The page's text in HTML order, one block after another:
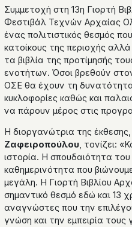
Συμμετοχή στη 13η Γιορτή
Φεστιβάλ Τεχνών Αρχαίας
ένας πολιτιστικός θεσμός
κατοίκους της περιοχής
τα βιβλία της προτίμησής
ενοτήτων. Όσοι βρεθούν
ΟΣΕ θα έχουν τη
κυκλοφορίες καθώς και
να πάρουν μέρος στις
Η διοργανώτρια της
Ζαφειροπούλου, τονίζει:
ιστορία. Η σπουδαιότητα του
καθημερινότητα που
μεγάλη. Η Γιορτή Βιβλίου
σημαντικό θεσμό εδώ και 13
αναγνώστες που την
γνώση και την εμπειρία τους